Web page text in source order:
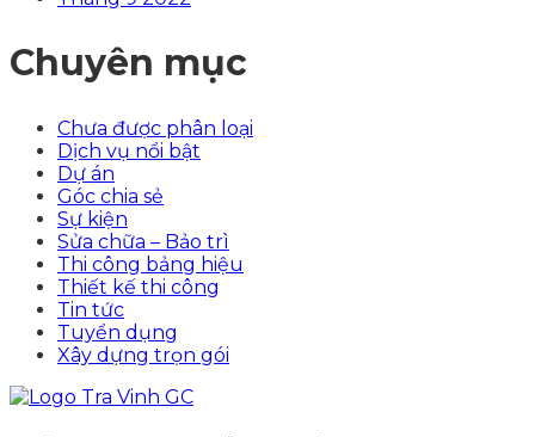
Chuyên mục
Chưa được phân loại
Dịch vụ nổi bật
Dự án
Góc chia sẻ
Sự kiện
Sửa chữa – Bảo trì
Thi công bảng hiệu
Thiết kế thi công
Tin tức
Tuyển dụng
Xây dựng trọn gói